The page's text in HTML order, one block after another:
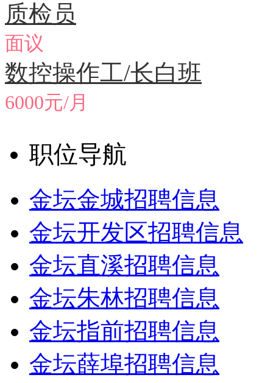
质检员
面议
数控操作工/长白班
6000元/月
职位导航
金坛金城招聘信息
金坛开发区招聘信息
金坛直溪招聘信息
金坛朱林招聘信息
金坛指前招聘信息
金坛薛埠招聘信息